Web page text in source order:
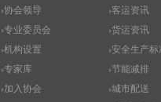
协会领导
专业委员会
机构设置
专家库
加入协会
客运资讯
货运资讯
安全生产标
节能减排
城市配送